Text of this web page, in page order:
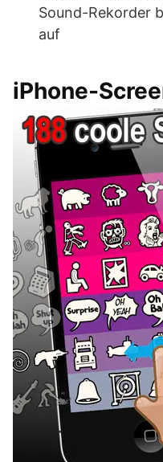
Sound-Rekorder
auf
iPhone-